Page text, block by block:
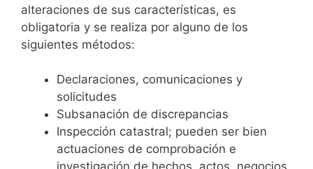
alteraciones de sus características, es
obligatoria y se realiza por alguno de los
siguientes métodos:
Declaraciones, comunicaciones y
solicitudes
Subsanación de discrepancias
Inspección catastral; pueden ser bien
actuaciones de comprobación e